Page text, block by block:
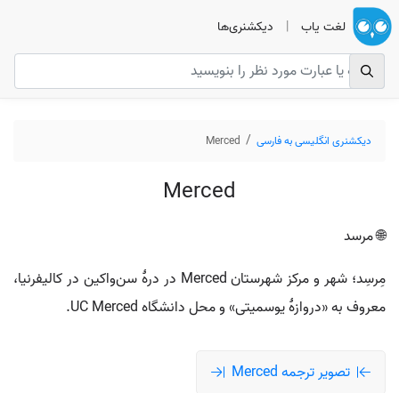
لغت یاب | دیکشنری‌ها
دیکشنری انگلیسی به فارسی Merced
Merced
🌐 مرسد
مِرسِد؛ شهر و مرکز شهرستان Merced در درهٔ سن‌واکین در کالیفرنیا،
معروف به «دروازهٔ یوسمیتی» و محل دانشگاه UC Merced.
تصویر ترجمه Merced